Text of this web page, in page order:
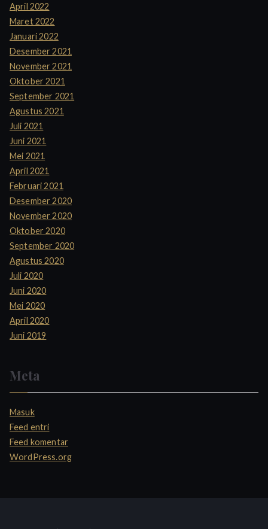
April 2022
Maret 2022
Januari 2022
Desember 2021
November 2021
Oktober 2021
September 2021
Agustus 2021
Juli 2021
Juni 2021
Mei 2021
April 2021
Februari 2021
Desember 2020
November 2020
Oktober 2020
September 2020
Agustus 2020
Juli 2020
Juni 2020
Mei 2020
April 2020
Juni 2019
Meta
Masuk
Feed entri
Feed komentar
WordPress.org